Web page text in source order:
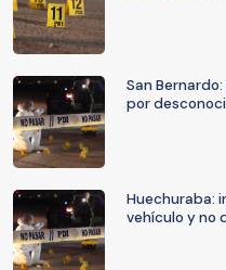
San
por
Huechuraba:
vehículo y no